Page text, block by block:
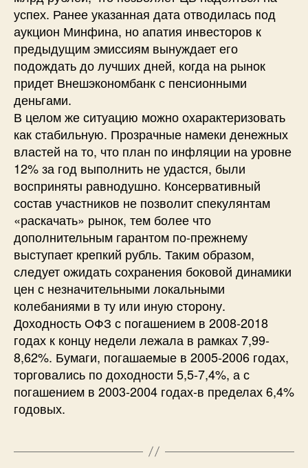
успех. Ранее указанная дата отводилась под
аукцион Минфина, но апатия инвесторов к
предыдущим эмиссиям вынуждает его
подождать до лучших дней, когда на рынок
придет Внешэкономбанк с пенсионными
деньгами.
В целом же ситуацию можно охарактеризовать
как стабильную. Прозрачные намеки денежных
властей на то, что план по инфляции на уровне
12% за год выполнить не удастся, были
восприняты равнодушно. Консервативный
состав участников не позволит спекулянтам
«раскачать» рынок, тем более что
дополнительным гарантом по-прежнему
выступает крепкий рубль. Таким образом,
следует ожидать сохранения боковой динамики
цен с незначительными локальными
колебаниями в ту или иную сторону.
Доходность ОФЗ с погашением в 2008-2018
годах к концу недели лежала в рамках 7,99-
8,62%. Бумаги, погашаемые в 2005-2006 годах,
торговались по доходности 5,5-7,4%, а с
погашением в 2003-2004 годах-в пределах 6,4%
годовых.